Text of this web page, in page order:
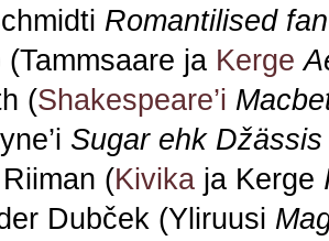
Romantilised
ja Kerge
(Shakespeare’i
Sugar ehk
(Kivika ja Kerge
Dubček (Yliruusi